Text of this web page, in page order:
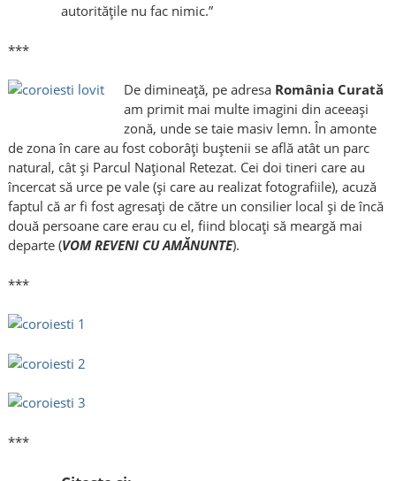
autorităţile nu fac nimic.”
***
De dimineață, pe adresa România Curată
am primit mai multe imagini din aceeași
zonă, unde se taie masiv lemn. În amonte
de zona în care au fost coborâți buștenii se află atât un parc
natural, cât și Parcul Național Retezat. Cei doi tineri care au
încercat să urce pe vale (și care au realizat fotografiile), acuză
faptul că ar fi fost agresați de către un consilier local și de încă
două persoane care erau cu el, fiind blocați să meargă mai
departe (VOM REVENI CU AMĂNUNTE).
***
***